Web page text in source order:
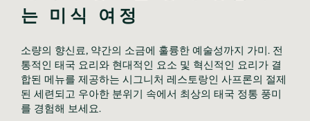
는 미식 여정
소량의 향신료, 약간의 소금에 훌륭한 예술성까지 가미. 전
통적인 태국 요리와 현대적인 요소 및 혁신적인 요리가 결
합된 메뉴를 제공하는 시그니처 레스토랑인 사프론의 절제
된 세련되고 우아한 분위기 속에서 최상의 태국 정통 풍미
를 경험해 보세요.